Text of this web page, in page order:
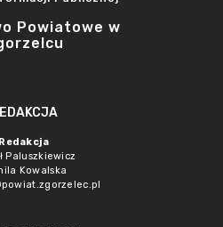
Powiatowe w
Redakcja
Paluszkiewicz
Kowalska